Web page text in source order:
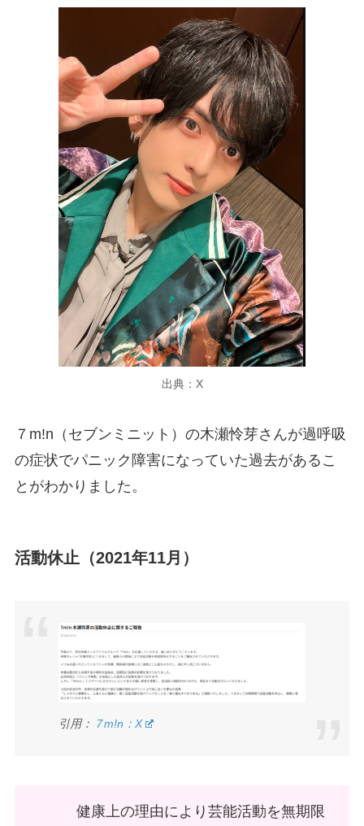
出典：X
７m!n（セブンミニット）の木瀬怜芽さんが過呼吸
の症状でパニック障害になっていた過去があるこ
とがわかりました。
活動休止（2021年11月）
引用： ７m!n：X
健康上の理由により芸能活動を無期限